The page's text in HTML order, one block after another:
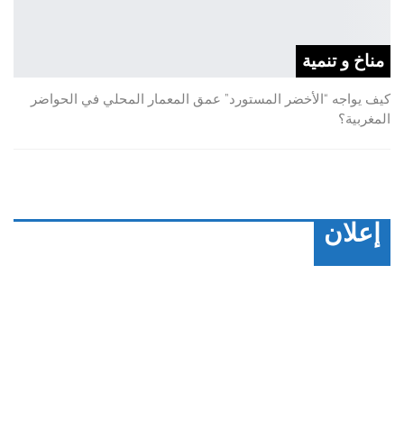
مناخ و تنمية
كيف يواجه “الأخضر المستورد” عمق المعمار المحلي في الحواضر
المغربية؟
إعلان